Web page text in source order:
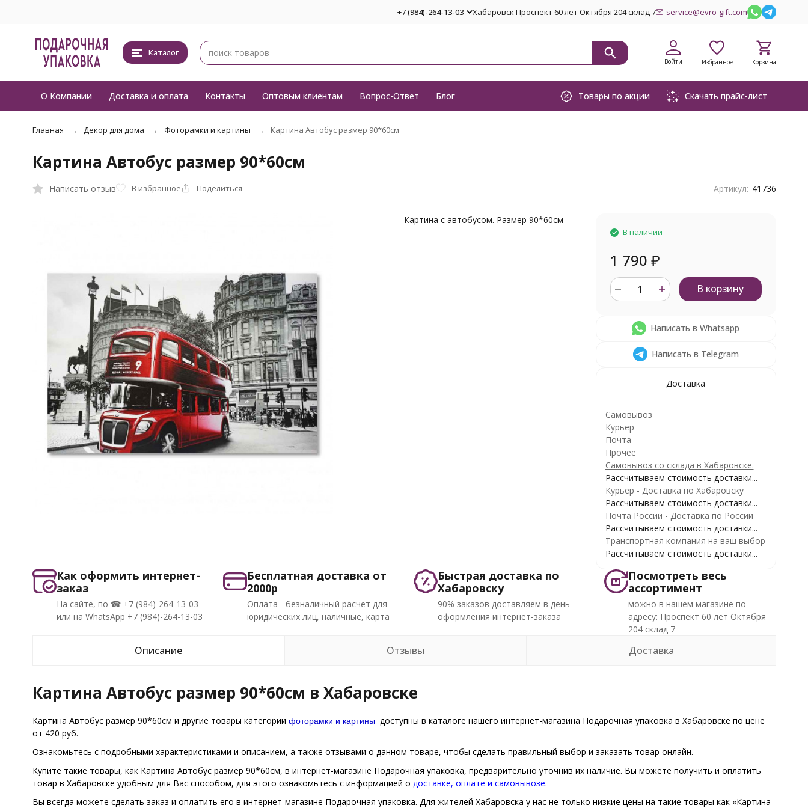
+7 (984)-264-13-03 Хабаровск Проспект 60 лет Октября 204 склад 7 service@evro-gift.com
Каталог
Войти Избранное Корзина
О Компании Доставка и оплата Контакты Оптовым клиентам Вопрос-Ответ Блог Товары по акции Скачать прайс-лист
Главная Декор для дома Фоторамки и картины Картина Автобус размер 90*60см
Картина Автобус размер 90*60см
Написать отзыв В избранное Поделиться Артикул: 41736
Картина с автобусом. Размер 90*60см
В наличии
1 790 ₽
В корзину
Написать в Whatsapp
Написать в Telegram
Доставка
Самовывоз
Курьер
Почта
Прочее
Самовывоз со склада в Хабаровске.
Рассчитываем стоимость доставки...
Курьер - Доставка по Хабаровску
Рассчитываем стоимость доставки...
Почта России - Доставка по России
Рассчитываем стоимость доставки...
Транспортная компания на ваш выбор
Рассчитываем стоимость доставки...
Как оформить интернет-
заказ
На сайте, по ☎ +7 (984)-264-13-03
или на WhatsApp +7 (984)-264-13-03
Бесплатная доставка от
2000р
Оплата - безналичный расчет для
юридических лиц, наличные, карта
Быстрая доставка по
Хабаровску
90% заказов доставляем в день
оформления интернет-заказа
Посмотреть весь
ассортимент
можно в нашем магазине по
адресу: Проспект 60 лет Октября
204 склад 7
Описание Отзывы Доставка
Картина Автобус размер 90*60см в Хабаровске
Картина Автобус размер 90*60см и другие товары категории фоторамки и картиныдоступны в каталоге нашего интернет-магазина Подарочная упаковка в Хабаровске по цене
от 420 руб.
Ознакомьтесь с подробными характеристиками и описанием, а также отзывами о данном товаре, чтобы сделать правильный выбор и заказать товар онлайн.
Купите такие товары, как Картина Автобус размер 90*60см, в интернет-магазине Подарочная упаковка, предварительно уточнив их наличие. Вы можете получить и оплатить
товар в Хабаровске удобным для Вас способом, для этого ознакомьтесь с информацией о доставке, оплате и самовывозе.
Вы всегда можете сделать заказ и оплатить его в интернет-магазине Подарочная упаковка. Для жителей Хабаровска у нас не только низкие цены на такие товары как «Картина